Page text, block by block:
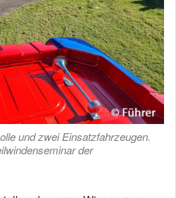
und zwei Einsatzfahrzeugen.
der